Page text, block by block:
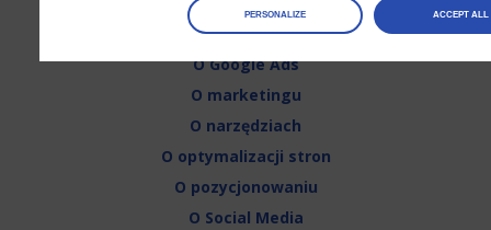
Select the consents of your choice
Necessary scripts and data stored on the end device contribute to the security and usability of the website by
This is data used to personalize your use of our website and to remember choices you make while using our
PERSONALIZE ACCEPT ALL
O copywritingu
O Google Ads
O marketingu
O narzędziach
O optymalizacji stron
O pozycjonowaniu
O Social Media